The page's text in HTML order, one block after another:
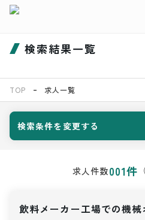
検索結果一覧
TOP 求人一覧
検索条件を変更する
求人件数001件
飲料メーカー工場での機